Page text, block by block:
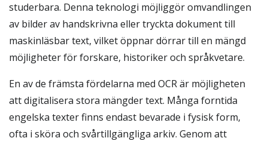
studerbara. Denna teknologi möjliggör omvandlingen
av bilder av handskrivna eller tryckta dokument till
maskinläsbar text, vilket öppnar dörrar till en mängd
möjligheter för forskare, historiker och språkvetare.
En av de främsta fördelarna med OCR är möjligheten
att digitalisera stora mängder text. Många forntida
engelska texter finns endast bevarade i fysisk form,
ofta i sköra och svårtillgängliga arkiv. Genom att